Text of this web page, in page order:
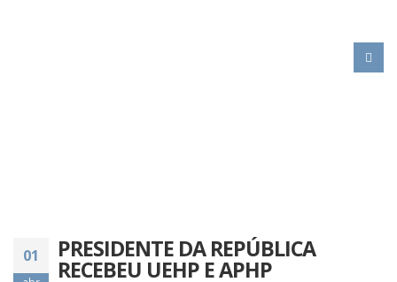
01 PRESIDENTE DA REPÚBLICA
RECEBEU UEHP E APHP